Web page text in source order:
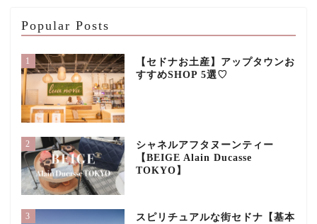
Popular Posts
1
【セドナお土産】アップタウンお
すすめSHOP 5選♡
2
シャネルアフタヌーンティー
【BEIGE Alain Ducasse
TOKYO】
3
スピリチュアルな街セドナ【基本